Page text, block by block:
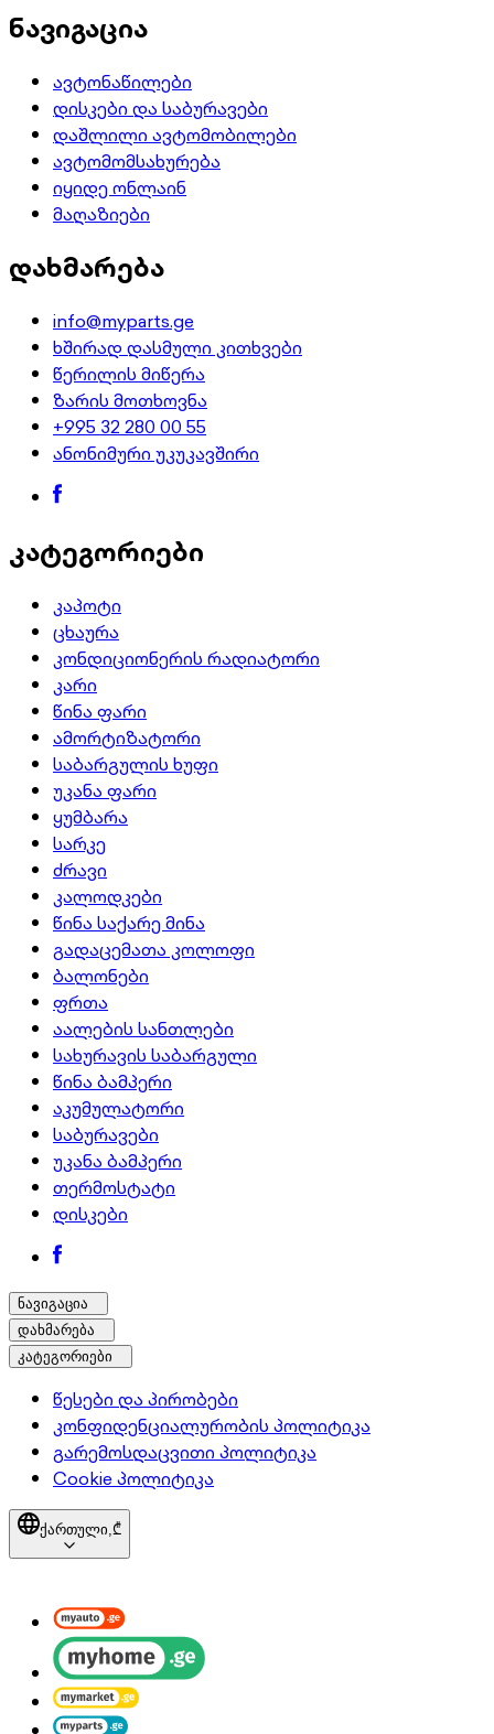
ნავიგაცია
ავტონაწილები
დისკები და საბურავები
დაშლილი ავტომობილები
ავტომომსახურება
იყიდე ონლაინ
მაღაზიები
დახმარება
info@myparts.ge
ხშირად დასმული კითხვები
წერილის მიწერა
ზარის მოთხოვნა
+995 32 280 00 55
ანონიმური უკუკავშირი
კატეგორიები
კაპოტი
ცხაურა
კონდიციონერის რადიატორი
კარი
წინა ფარი
ამორტიზატორი
საბარგულის ხუფი
უკანა ფარი
ყუმბარა
სარკე
ძრავი
კალოდკები
წინა საქარე მინა
გადაცემათა კოლოფი
ბალონები
ფრთა
აალების სანთლები
სახურავის საბარგული
წინა ბამპერი
აკუმულატორი
საბურავები
უკანა ბამპერი
თერმოსტატი
დისკები
ნავიგაცია
დახმარება
კატეგორიები
წესები და პირობები
კონფიდენციალურობის პოლიტიკა
გარემოსდაცვითი პოლიტიკა
Cookie პოლიტიკა
ქართული,₾